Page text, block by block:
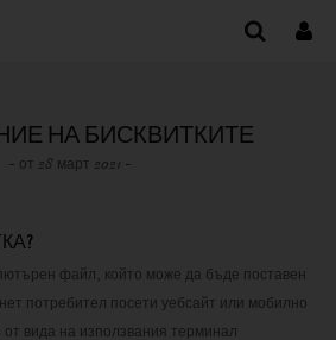
НА БИСКВИТКИТЕ
- от 28 март 2021 -
файл, който може да бъде поставен
потребител посети уебсайт или мобилно
вида на използвания терминал